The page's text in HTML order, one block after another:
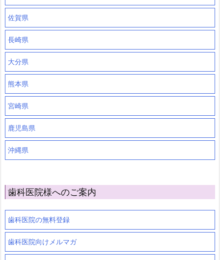
佐賀県
長崎県
大分県
熊本県
宮崎県
鹿児島県
沖縄県
歯科医院様へのご案内
歯科医院の無料登録
歯科医院向けメルマガ